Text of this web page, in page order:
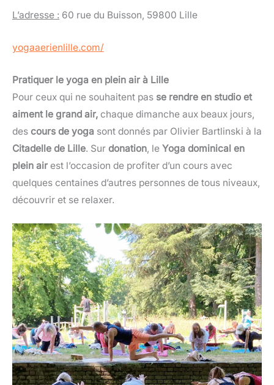
L’adresse : 60 rue du Buisson, 59800 Lille
yogaaerienlille.com/
Pratiquer le yoga en plein air à Lille
Pour ceux qui ne souhaitent pas se rendre en studio et
aiment le grand air, chaque dimanche aux beaux jours,
des cours de yoga sont donnés par Olivier Bartlinski à la
Citadelle de Lille. Sur donation, le Yoga dominical en
plein air est l’occasion de profiter d’un cours avec
quelques centaines d’autres personnes de tous niveaux,
découvrir et se relaxer.